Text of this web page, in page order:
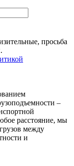
просьба
–
расстояние, мы
между
и